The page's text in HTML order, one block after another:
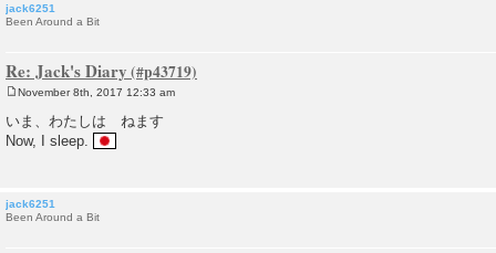
jack6251
Been Around a Bit
Re: Jack's Diary
o
s
t
November 8th, 2017 12:33 am
いま、わたしは ねます
Now, I sleep.
jack6251
Been Around a Bit